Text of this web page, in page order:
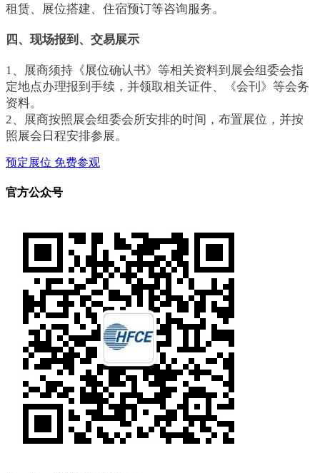
租赁、展位搭建、住宿预订等咨询服务。
四、现场报到、交易展示
1、展商须持《展位确认书》等相关资料到展会组委会指
定地点办理报到手续，并领取相关证件、《会刊》等会务
资料。
2、展商按照展会组委会所安排的时间，布置展位，并按
照展会日程安排参展。
预定展位 免费参观
官方公众号